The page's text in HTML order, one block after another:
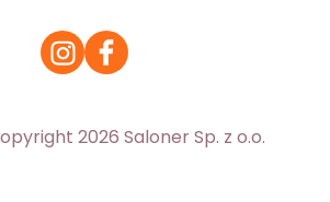
2026 Saloner Sp. z o.o.